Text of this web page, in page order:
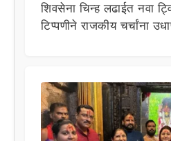
शिवसेना चिन्ह लढाईत नवा
टिप्पणीने राजकीय चर्चांना